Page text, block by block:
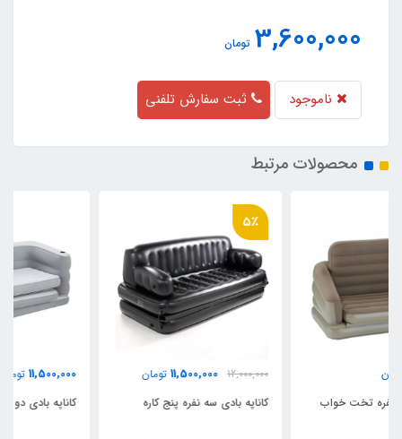
3,600,000 تومان
ناموجود ثبت سفارش تلفنی
محصولات مرتبط
تومان
کاناپه بادی سه نفره پنج کاره
11,500,000
کاناپه بادی دو نفره بست وی